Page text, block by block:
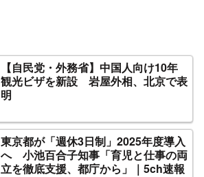
【自民党・外務省】中国人向け10年
観光ビザを新設 岩屋外相、北京で表
明
東京都が「週休3日制」2025年度導入
へ 小池百合子知事「育児と仕事の両
立を徹底支援、都庁から」｜5ch速報